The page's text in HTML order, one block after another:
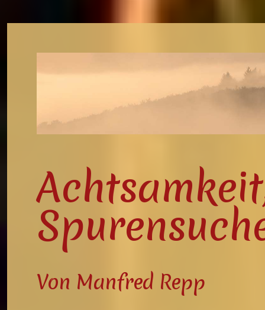
Von Manfred Repp